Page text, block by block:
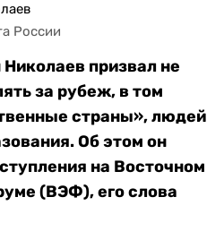
России
призвал не
за рубеж, в том
страны», людей
Об этом он
на Восточном
(ВЭФ), его слова